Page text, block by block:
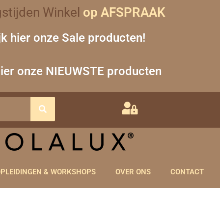
Winkel op AFSPRAAK
hier onze Sale producten!
onze NIEUWSTE producten
& WORKSHOPS OVER ONS CONTACT